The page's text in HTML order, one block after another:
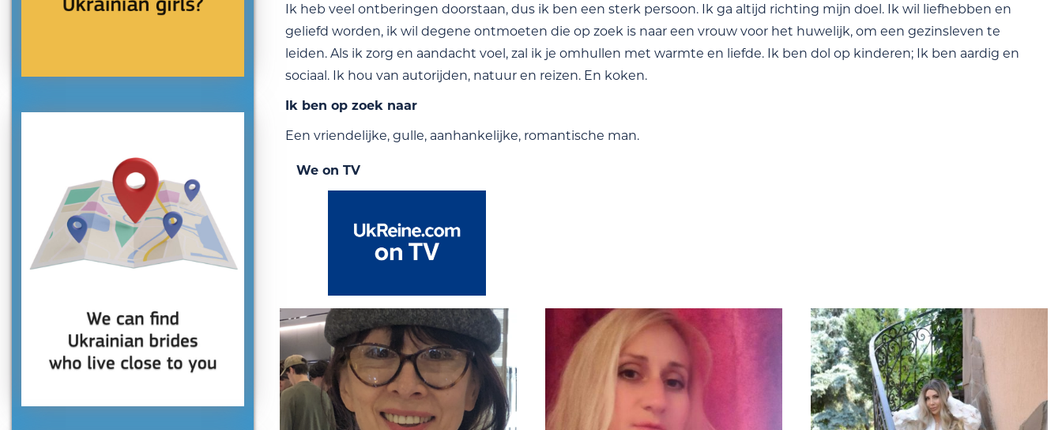
Ik heb veel ontberingen doorstaan, dus ik ben een sterk persoon. Ik ga altijd richting mijn doel. Ik wil liefhebben en
geliefd worden, ik wil degene ontmoeten die op zoek is naar een vrouw voor het huwelijk, om een gezinsleven te
leiden. Als ik zorg en aandacht voel, zal ik je omhullen met warmte en liefde. Ik ben dol op kinderen; Ik ben aardig en
sociaal. Ik hou van autorijden, natuur en reizen. En koken.
Ik ben op zoek naar
Een vriendelijke, gulle, aanhankelijke, romantische man.
We on TV